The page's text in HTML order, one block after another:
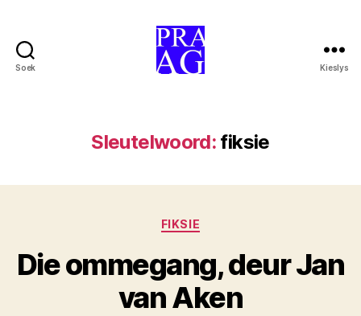
Soek Kieslys
Sleutelwoord: fiksie
Kategorieë
FIKSIE
Die ommegang, deur Jan
van Aken